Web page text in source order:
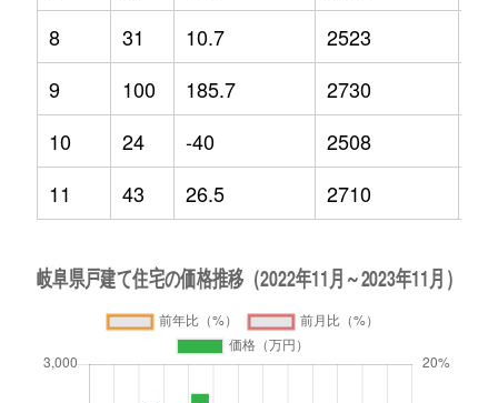
8
31 10.7 2523
9
100 185.7 2730
10
24 -40 2508
11
43 26.5 2710